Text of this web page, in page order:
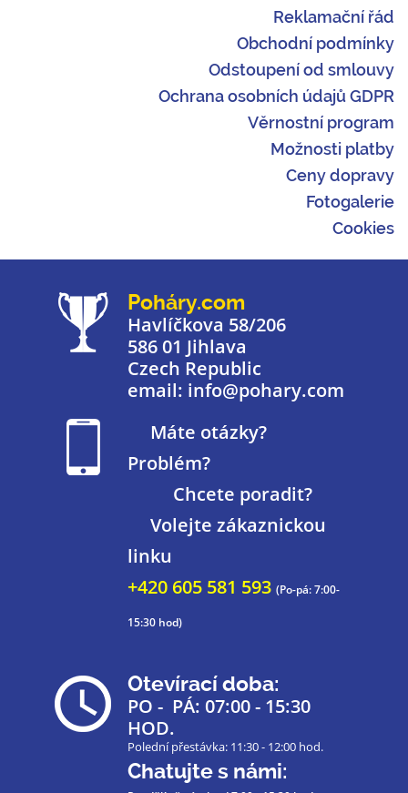
Reklamační řád
Obchodní podmínky
Odstoupení od smlouvy
Ochrana osobních údajů GDPR
Věrnostní program
Možnosti platby
Ceny dopravy
Fotogalerie
Cookies
Poháry.com
Havlíčkova 58/206
586 01 Jihlava
Czech Republic
email: info@pohary.com
Máte otázky?
Problém?
Chcete poradit?
Volejte zákaznickou
linku
+420 605 581 593 (Po-pá: 7:00-
15:30 hod)
Otevírací doba:
PO - PÁ: 07:00 - 15:30
HOD.
Polední přestávka: 11:30 - 12:00 hod.
Chatujte s námi: